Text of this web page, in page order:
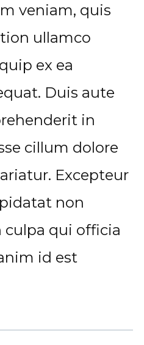
veniam, quis
ullamco
ex ea
Duis aute
in
cillum dolore
Excepteur
non
qui officia
id est